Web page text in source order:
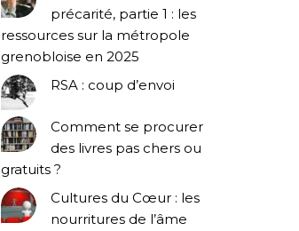
précarité, partie 1 : les
ressources sur la métropole
grenobloise en 2025
RSA : coup d’envoi
Comment se procurer
des livres pas chers ou
gratuits ?
Cultures du Cœur : les
nourritures de l’âme